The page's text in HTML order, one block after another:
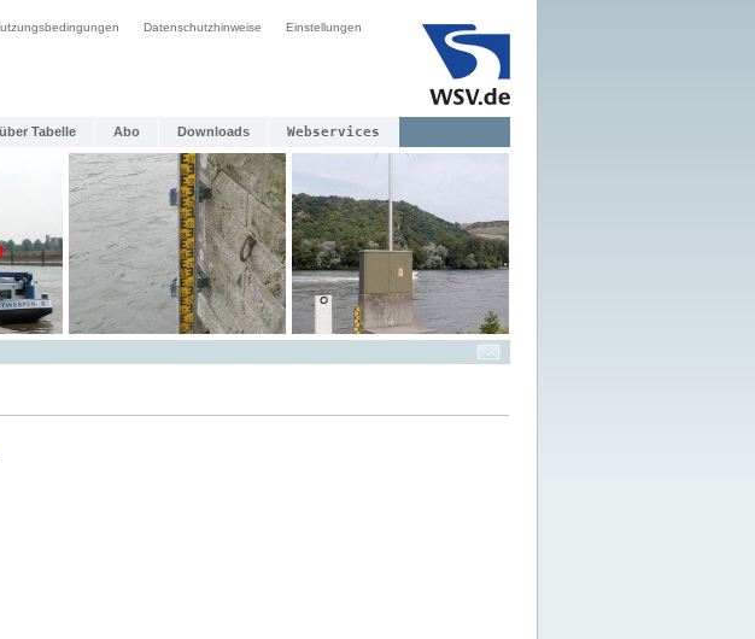
Datenschutzhinweise Einstellungen
Tabelle Abo Downloads Webservices